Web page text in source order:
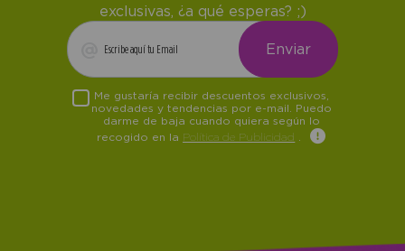
exclusivas, ¿a qué esperas? ;)
Me gustaría recibir descuentos exclusivos,
novedades y tendencias por e-mail. Puedo
darme de baja cuando quiera según lo
recogido en la Política de Publicidad